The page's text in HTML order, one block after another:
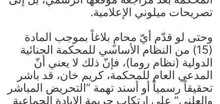
تصريحات ميلوني الإعلامية.
وحتى لو قدّم أيّ محامٍ بلاغاً بموجب المادة
(15) من النظام الأساسي للمحكمة الجنائية
الدولية (نظام روما)، فإنّ ذلك لا يعني أنّ
المدعي العام للمحكمة، كريم خان، قد باشر
تحقيقاً رسمياً أو أسند تهمة “التحريض المباشر
والعلني” على ارتكاب جريمة الإبادة الجماعية